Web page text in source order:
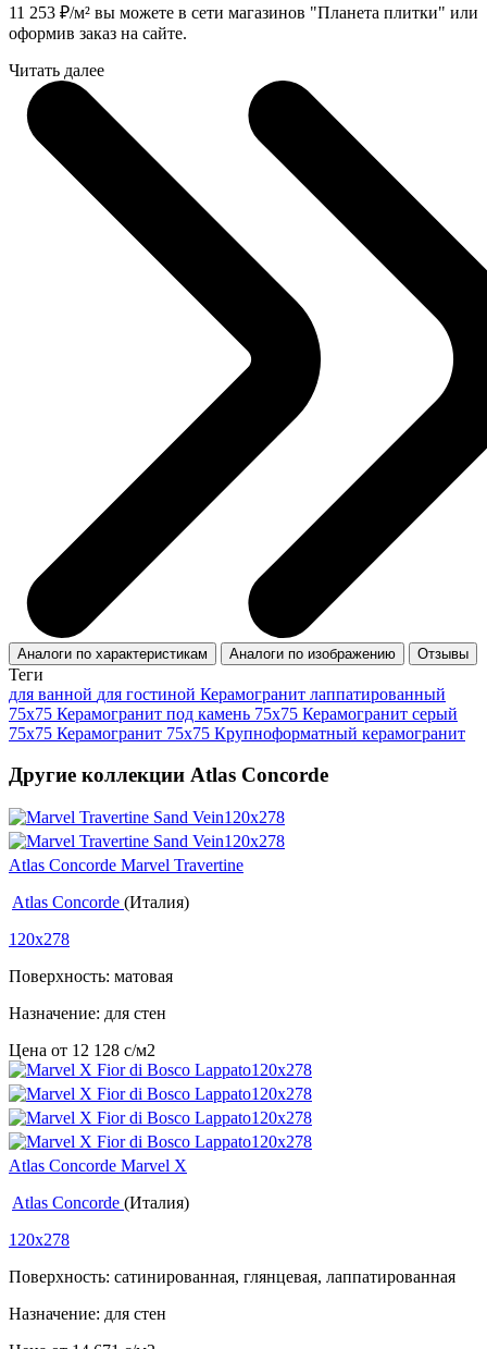
11 253 ₽/м² вы можете в сети магазинов "Планета плитки" или
оформив заказ на сайте.
Читать далее
Аналоги по характеристикам Аналоги по изображению Отзывы
Теги
для ванной для гостиной Керамогранит лаппатированный
75x75 Керамогранит под камень 75x75 Керамогранит серый
75x75 Керамогранит 75x75 Крупноформатный керамогранит
Другие коллекции Atlas Concorde
Atlas Concorde Marvel Travertine
Atlas Concorde (Италия)
120x278
Поверхность: матовая
Назначение: для стен
Цена от 12 128 c/м2
Atlas Concorde Marvel X
Atlas Concorde (Италия)
120x278
Поверхность: сатинированная, глянцевая, лаппатированная
Назначение: для стен